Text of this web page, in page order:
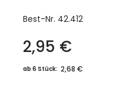
Best-Nr. 42.412
2,95 €
ab 6 Stück: 2,68 €